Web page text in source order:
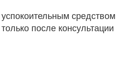
средством
после консультации